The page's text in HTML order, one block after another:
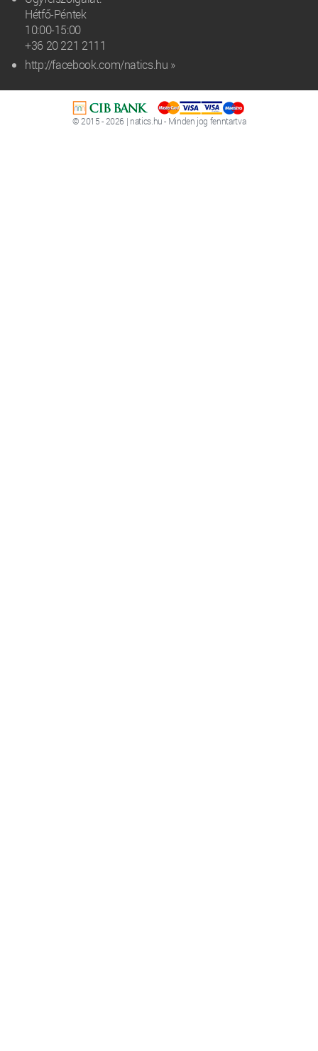
Hétfő-Péntek
10:00-15:00
+36 20 221 2111‬
http://facebook.com/natics.hu »
© 2015 - 2026 | natics.hu - Minden jog fenntartva